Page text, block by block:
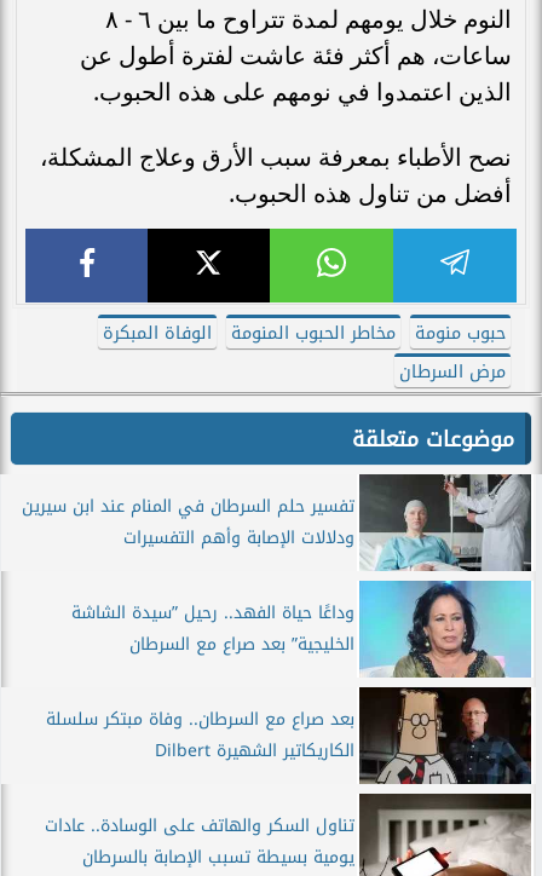
النوم خلال يومهم لمدة تتراوح ما بين ٦ - ٨
ساعات، هم أكثر فئة عاشت لفترة أطول عن
الذين اعتمدوا في نومهم على هذه الحبوب.
نصح الأطباء بمعرفة سبب الأرق وعلاج المشكلة،
أفضل من تناول هذه الحبوب.
حبوب منومة مخاطر الحبوب المنومة
الوفاة المبكرة
مرض السرطان
موضوعات متعلقة
تفسير حلم السرطان في المنام عند ابن سيرين
ودلالات الإصابة وأهم التفسيرات
وداعًا حياة الفهد.. رحيل ”سيدة الشاشة
الخليجية” بعد صراع مع السرطان
بعد صراع مع السرطان.. وفاة مبتكر سلسلة
الكاريكاتير الشهيرة Dilbert
تناول السكر والهاتف على الوسادة.. عادات
يومية بسيطة تسبب الإصابة بالسرطان